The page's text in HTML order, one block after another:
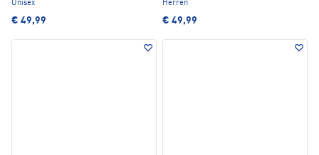
Unisex
€ 49,99
Herren
€ 49,99